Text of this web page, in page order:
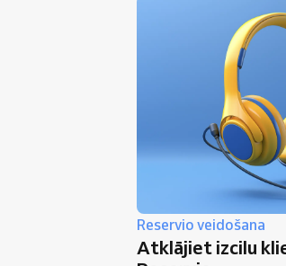
Reservio veidošana
Atklājiet izcilu